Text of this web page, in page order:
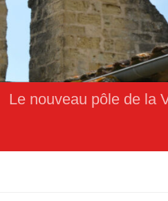
Le nouveau pôle de la